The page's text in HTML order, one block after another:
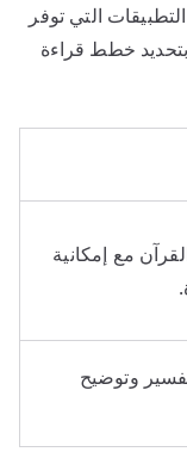
التي توفر
خطط قراءة
مع إمكانية
وتوضيح